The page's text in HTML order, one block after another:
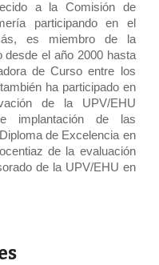
a la Comisión de
participando en el
es miembro de la
el año 2000 hasta
de Curso entre los
ha participado en
de la UPV/EHU
implantación de las
de Excelencia en
de la evaluación
de la UPV/EHU en